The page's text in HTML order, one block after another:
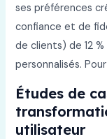
ses préférences
confiance et de
de clients) de 12
personnalisés.
Études de
utilisateur